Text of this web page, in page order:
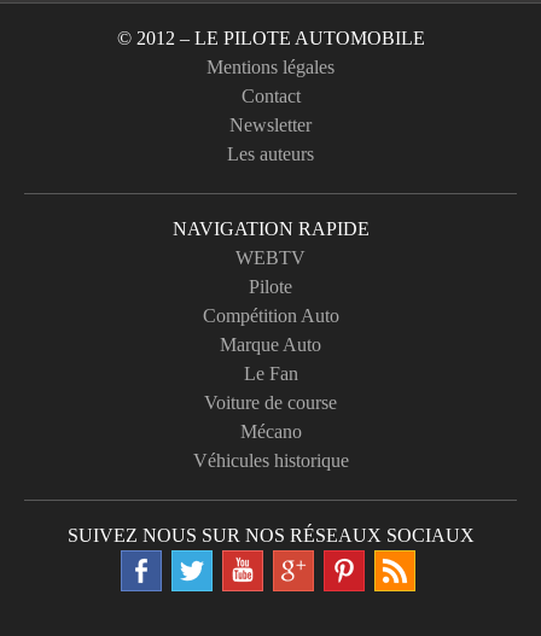
© 2012 – LE PILOTE AUTOMOBILE
Mentions légales
Contact
Newsletter
Les auteurs
NAVIGATION RAPIDE
WEBTV
Pilote
Compétition Auto
Marque Auto
Le Fan
Voiture de course
Mécano
Véhicules historique
SUIVEZ NOUS SUR NOS RÉSEAUX SOCIAUX